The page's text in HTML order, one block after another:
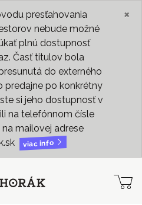
presťahovania
nebude možné
plnú dostupnosť
Časť titulov bola
do externého
predajne po konkrétny
si jeho dostupnosť v
na telefónnom čísle
mailovej adrese
viac info
×